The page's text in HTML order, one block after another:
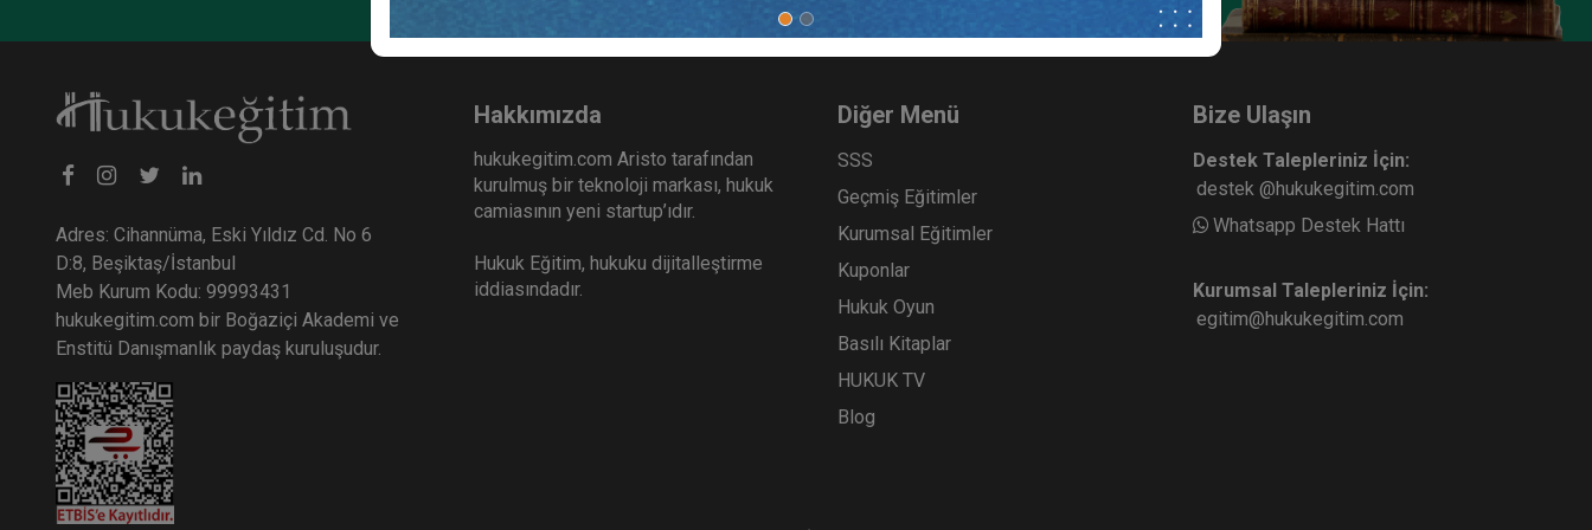
Ticaret Hukuku Kongresi - VIII.
Oturum: ANONİM ŞİRKETLER - III
360
Ticaret Hukuku Kongresi - XI.
Oturum: SİGORTA HUKUKU
360
TL
Ticaret Hukuku Kongresi - VI.
Oturum: ANONİM ŞİRKETLER - I
360
Tüketici Hukuku Enstitüsü Tüketici Hukuku Enstitüsü
Adres: Cihannüma, Eski Yıldız Cd. No 6
D:8, Beşiktaş/İstanbul
Meb Kurum Kodu: 99993431
hukukegitim.com bir Boğaziçi Akademi ve
Enstitü Danışmanlık paydaş kuruluşudur.
Hakkımızda
hukukegitim.com Aristo tarafından
kurulmuş bir teknoloji markası, hukuk
camiasının yeni startup’ıdır.
Hukuk Eğitim, hukuku dijitalleştirme
iddiasındadır.
Diğer Menü
SSS
Geçmiş Eğitimler
Kurumsal Eğitimler
Kuponlar
Hukuk Oyun
Basılı Kitaplar
HUKUK TV
Blog
Bize Ulaşın
Destek Talepleriniz İçin:
destek @hukukegitim.com
Whatsapp Destek Hattı
Kurumsal Talepleriniz İçin:
egitim@hukukegitim.com